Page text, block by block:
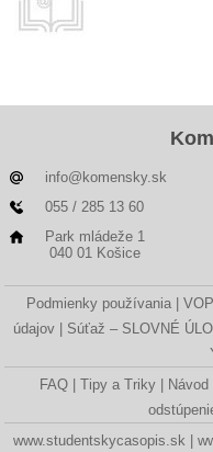
info@komensky.sk
055 / 285 13 60
Park mládeže 1
040 01 Košice
Podmienky používania
údajov
Súťaž – SLOVNÉ
FAQ
Tipy a Triky
www.studentskycasopis.sk